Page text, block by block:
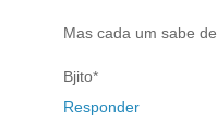
Mas cada um sabe
Bjito*
Responder